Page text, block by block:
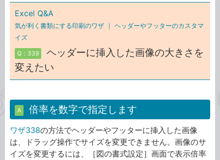
Excel Q&A
気が利く書類にする印刷のワザ ｜ ヘッダーやフッターのカスタマ
イズ
Q：339
ヘッダーに挿入した画像の大きさを
変えたい
A 倍率を数字で指定します
ワザ338の方法でヘッダーやフッターに挿入した画像
は、ドラッグ操作でサイズを変更できません。画像のサ
イズを変更するには、［図の書式設定］画面で表示倍率